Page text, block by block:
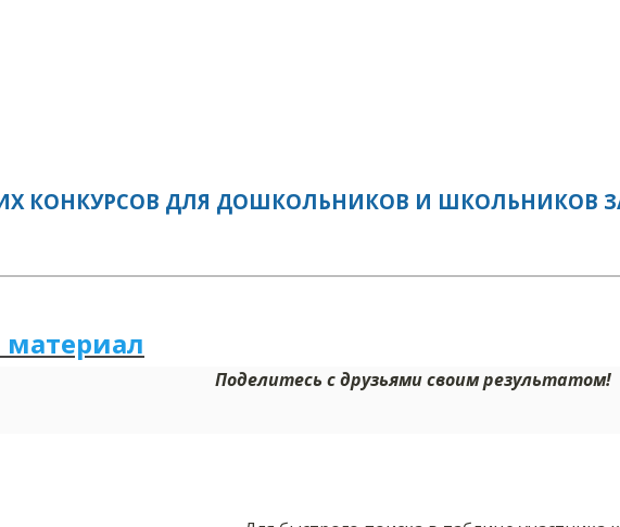
КОНКУРСОВ ДЛЯ ДОШКОЛЬНИКОВ И ШКОЛЬНИКОВ ЗА
материал
Поделитесь с друзьями своим результатом!